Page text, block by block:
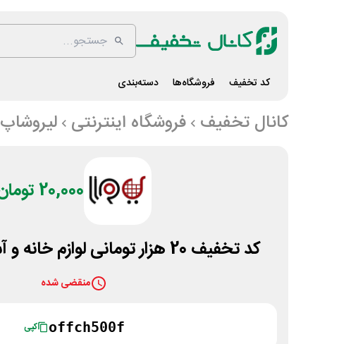
کد تخفیف فروشگاه‌ها دسته‌بندی
کانال تخفیف فروشگاه اینترنتی لیروشاپ
20,000 تومان
کد تخفیف 20 هزار تومانی لوازم خانه و آشپزخانه لیروشاپ
منقضی شده
offch500f کپی